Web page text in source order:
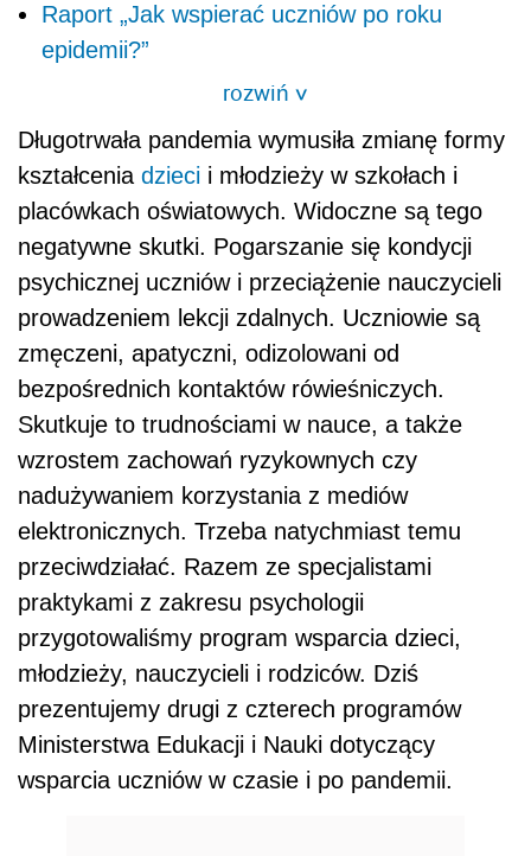
Raport „Jak wspierać uczniów po roku
epidemii?”
rozwiń>
Długotrwała pandemia wymusiła zmianę formy
kształcenia dzieci i młodzieży w szkołach i
placówkach oświatowych. Widoczne są tego
negatywne skutki. Pogarszanie się kondycji
psychicznej uczniów i przeciążenie nauczycieli
prowadzeniem lekcji zdalnych. Uczniowie są
zmęczeni, apatyczni, odizolowani od
bezpośrednich kontaktów rówieśniczych.
Skutkuje to trudnościami w nauce, a także
wzrostem zachowań ryzykownych czy
nadużywaniem korzystania z mediów
elektronicznych. Trzeba natychmiast temu
przeciwdziałać. Razem ze specjalistami
praktykami z zakresu psychologii
przygotowaliśmy program wsparcia dzieci,
młodzieży, nauczycieli i rodziców. Dziś
prezentujemy drugi z czterech programów
Ministerstwa Edukacji i Nauki dotyczący
wsparcia uczniów w czasie i po pandemii.